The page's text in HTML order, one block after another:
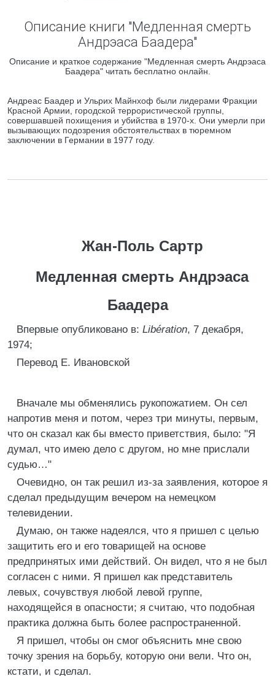
Описание книги "Медленная смерть
Андрэаса Баадера"
Описание и краткое содержание "Медленная смерть Андрэаса
Баадера" читать бесплатно онлайн.
Андреас Баадер и Ульрих Майнхоф были лидерами Фракции
Красной Армии, городской террористической группы,
совершавшей похищения и убийства в 1970-х. Они умерли при
вызывающих подозрения обстоятельствах в тюремном
заключении в Германии в 1977 году.
Жан-Поль Сартр
Медленная смерть Андрэаса
Баадера
Впервые опубликовано в: Libération, 7 декабря,
1974;
Перевод Е. Ивановской
Вначале мы обменялись рукопожатием. Он сел
напротив меня и потом, через три минуты, первым,
что он сказал как бы вместо приветствия, было: "Я
думал, что имею дело с другом, но мне прислали
судью…"
Очевидно, он так решил из-за заявления, которое я
сделал предыдущим вечером на немецком
телевидении.
Думаю, он также надеялся, что я пришел с целью
защитить его и его товарищей на основе
предпринятых ими действий. Он видел, что я не был
согласен с ними. Я пришел как представитель
левых, сочувствуя любой левой группе,
находящейся в опасности; я считаю, что подобная
практика должна быть более распространенной.
Я пришел, чтобы он смог объяснить мне свою
точку зрения на борьбу, которую они вели. Что он,
кстати, и сделал.